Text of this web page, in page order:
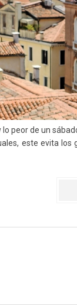
lo peor de un
este evita los